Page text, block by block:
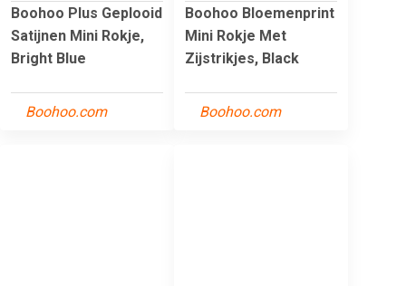
Boohoo Plus Geplooid
Satijnen Mini Rokje,
Bright Blue
Boohoo.com
Boohoo Bloemenprint
Mini Rokje Met
Zijstrikjes, Black
Boohoo.com